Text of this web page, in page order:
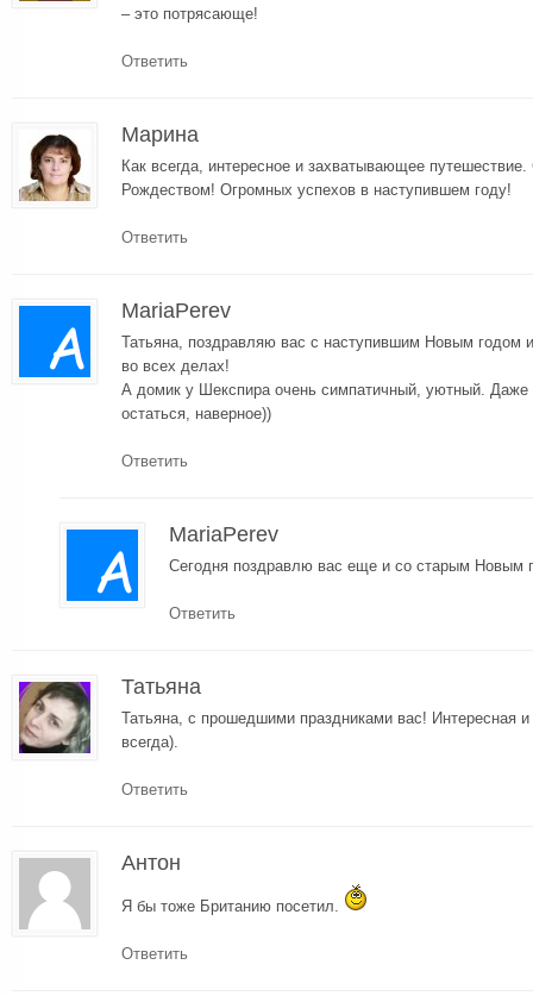
– это потрясающе!
Ответить
Марина
Как всегда, интересное и захватывающее
Рождеством! Огромных успехов в наступившем году!
Ответить
MariaPerev
Татьяна, поздравляю вас с наступившим Новым
во всех делах!
А домик у Шекспира очень симпатичный, уютный.
остаться, наверное))
Ответить
MariaPerev
Сегодня поздравлю вас еще и со старым Новым
Ответить
Татьяна
Татьяна, с прошедшими праздниками вас! Интересная и
всегда).
Ответить
Антон
Я бы тоже Британию посетил.
Ответить